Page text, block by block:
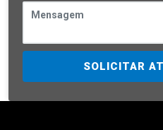
SOLICITAR